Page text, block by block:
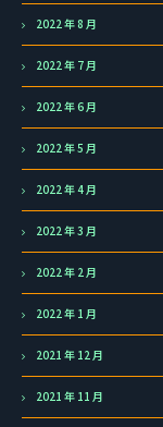
2022 年 8 月
2022 年 7 月
2022 年 6 月
2022 年 5 月
2022 年 4 月
2022 年 3 月
2022 年 2 月
2022 年 1 月
2021 年 12 月
2021 年 11 月